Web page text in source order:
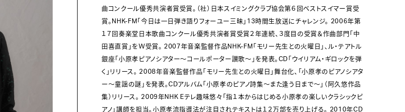
曲コンクール優秀共演者賞受賞。（社）日本スイミングクラブ協会第６回ベストスイマー賞受
賞。NHK-FM｢今日は一日弾き語りフォーユー三昧｣13時間生放送にチャレンジ。 2006年第
１７回奏楽堂日本歌曲コンクール優秀共演者賞受賞２年連続、３度目の受賞＆作曲部門「中
田喜直賞」をＷ受賞。 2007年音楽監督作品NHK-FM「モリー先生との火曜日」、ル・テアトル
銀座「小原孝ピアノシアター～コールポーター讃歌～」を発表。CD「ウイリアム・ギロックを弾
く」リリース。 2008年音楽監督作品「モリー先生との火曜日」舞台化、「小原孝のピアノシアタ
ー～童謡の謎」を発表。CDアルバム「小原孝のピアノ詩集～また逢う日まで～」（阿久悠作品
集）リリース。 2009年NHK Eテレ趣味悠々「指１本からはじめる小原孝の楽しいクラシックピ
アノ」講師を担当。小原孝流指導法が注目されテキストは１２万部を売り上げる。 2010年CD